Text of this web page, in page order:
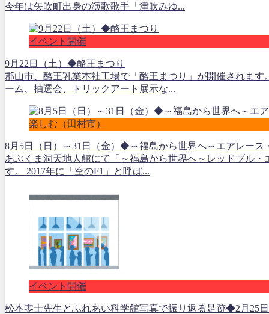
今年は矢吹町出身の演歌歌手「津吹みゆ...
イベント開催
9月22日（土）◆酪王まつり
郡山市、酪王乳業本社工場で「酪王まつり」が開催されま
ーム、抽選会、トリックアート展示な...
楽しむ（田村市）
8月5日（日）～31日（金）◆～福島から世界へ～エアレー
あぶくま洞天地人館にて「～福島から世界へ～レッドブル
す。 2017年に「空のF1」と呼ば...
イベント開催
松本零士先生とふれあい科学館写真で振り返る足跡◆2月25